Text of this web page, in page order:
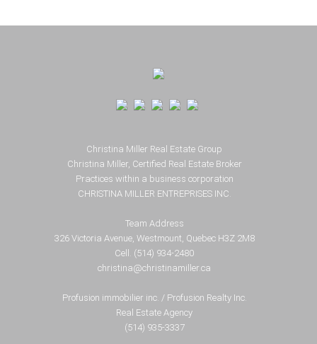
Christina Miller Real Estate Group
Christina Miller, Certified Real Estate Broker
Practices within a business corporation
CHRISTINA MILLER ENTREPRISES INC.
Team Address
326 Victoria Avenue, Westmount, Quebec H3Z 2M8
Cell. (514) 934-2480
christina@christinamiller.ca
Profusion immobilier inc. / Profusion Realty Inc.
Real Estate Agency
(514) 935-3337